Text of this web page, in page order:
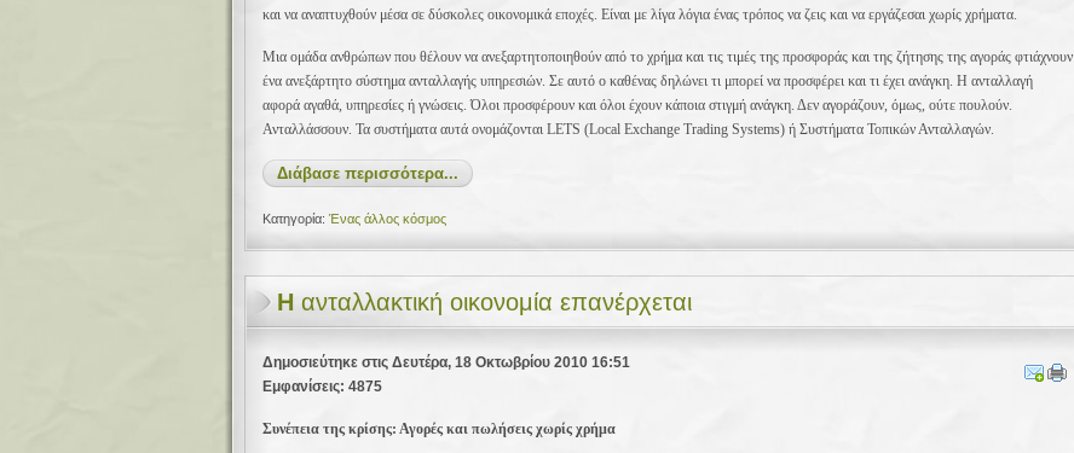
και να αναπτυχθούν μέσα σε δύσκολες οικονομικά εποχές. Είναι με λίγα λόγια ένας τρόπος να ζεις και να εργάζεσαι χωρίς χρήματα.
Μια ομάδα ανθρώπων που θέλουν να ανεξαρτητοποιηθούν από το χρήμα και τις τιμές της προσφοράς και της ζήτησης της αγοράς φτιάχνουν
ένα ανεξάρτητο σύστημα ανταλλαγής υπηρεσιών. Σε αυτό ο καθένας δηλώνει τι μπορεί να προσφέρει και τι έχει ανάγκη. Η ανταλλαγή
αφορά αγαθά, υπηρεσίες ή γνώσεις. Όλοι προσφέρουν και όλοι έχουν κάποια στιγμή ανάγκη. Δεν αγοράζουν, όμως, ούτε πουλούν.
Ανταλλάσσουν. Τα συστήματα αυτά ονομάζονται LETS (Local Exchange Trading Systems) ή Συστήματα Τοπικών Ανταλλαγών.
Διάβασε περισσότερα...
Κατηγορία: Ένας άλλος κόσμος
Η ανταλλακτική οικονομία επανέρχεται
Δημοσιεύτηκε στις Δευτέρα, 18 Οκτωβρίου 2010 16:51
Εμφανίσεις: 4875
Συνέπεια της κρίσης: Αγορές και πωλήσεις χωρίς χρήμα